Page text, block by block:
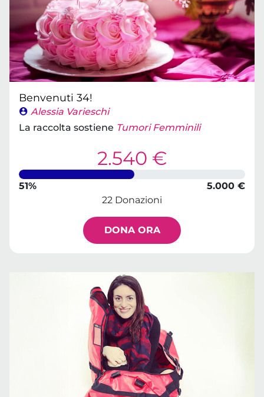
Benvenuti 34!
Alessia Varieschi
La raccolta sostiene Tumori Femminili
2.540 €
51%
5.000 €
22 Donazioni
DONA ORA